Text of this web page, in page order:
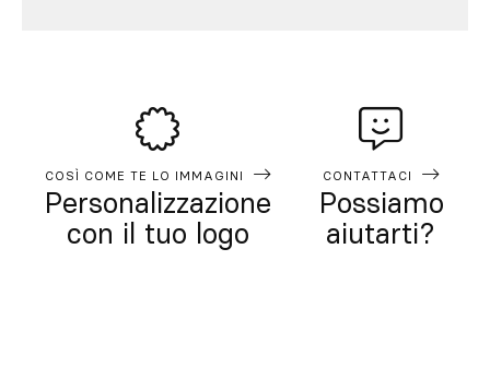
COSÌ COME TE LO IMMAGINI
Personalizzazione
con il tuo logo
CONTATTACI
Possiamo
aiutarti?